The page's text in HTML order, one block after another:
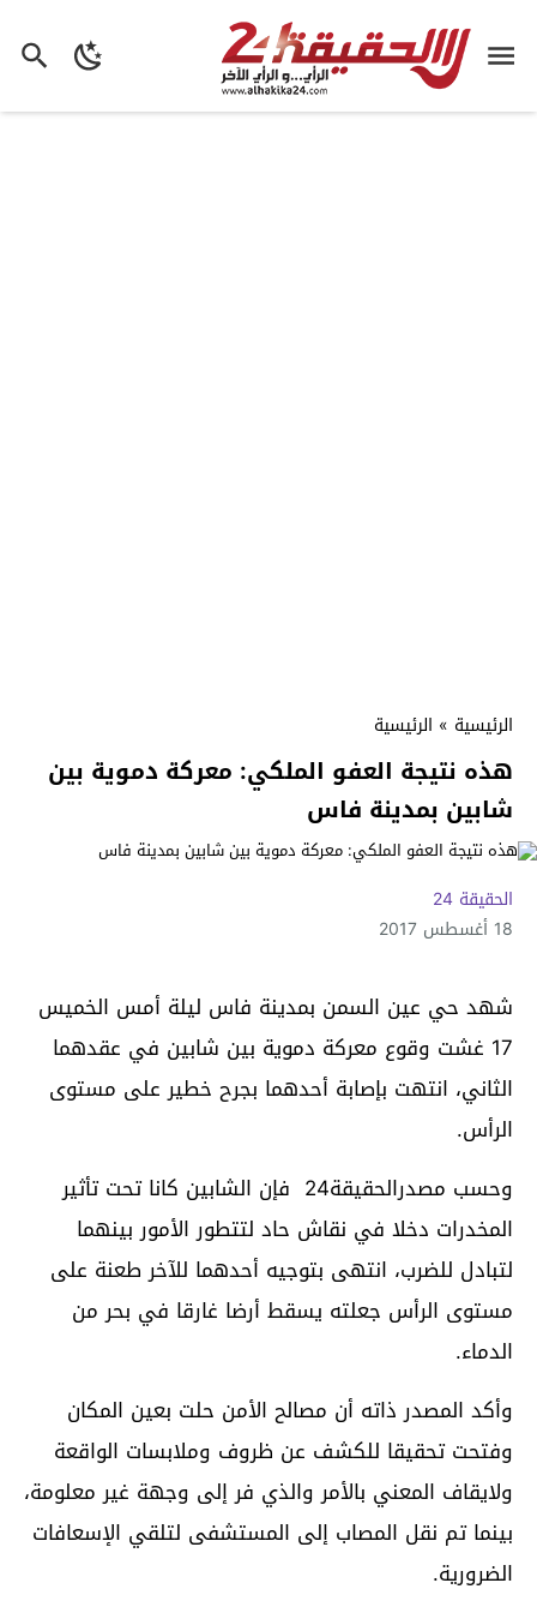
الرئيسية » الرئيسية
هذه نتيجة العفو الملكي: معركة دموية بين
شابين بمدينة فاس
الحقيقة 24
18 أغسطس 2017
شهد حي عين السمن بمدينة فاس ليلة أمس الخميس
17 غشت وقوع معركة دموية بين شابين في عقدهما
الثاني، انتهت بإصابة أحدهما بجرح خطير على مستوى
الرأس.
وحسب مصدرالحقيقة24 فإن الشابين كانا تحت تأثير
المخدرات دخلا في نقاش حاد لتتطور الأمور بينهما
لتبادل للضرب، انتهى بتوجيه أحدهما للآخر طعنة على
مستوى الرأس جعلته يسقط أرضا غارقا في بحر من
الدماء.
وأكد المصدر ذاته أن مصالح الأمن حلت بعين المكان
وفتحت تحقيقا للكشف عن ظروف وملابسات الواقعة
ولايقاف المعني بالأمر والذي فر إلى وجهة غير معلومة،
بينما تم نقل المصاب إلى المستشفى لتلقي الإسعافات
الضرورية.